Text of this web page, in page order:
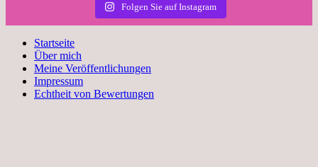
Folgen Sie auf Instagram
Startseite
Über mich
Meine Veröffentlichungen
Impressum
Echtheit von Bewertungen